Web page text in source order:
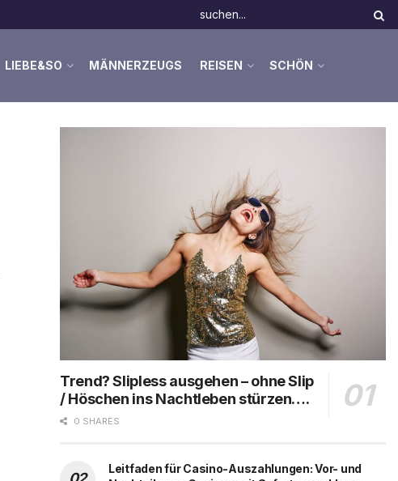
LIEBE&SO MÄNNERZEUGS REISEN SCHÖN
Trend? Slipless ausgehen – ohne Slip
/ Höschen ins Nachtleben stürzen….
0 SHARES
Leitfaden für Casino-Auszahlungen: Vor- und